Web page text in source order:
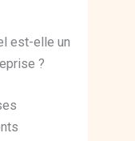
est-elle un
?